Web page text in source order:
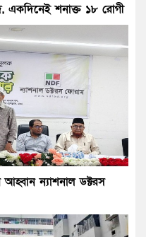
একদিনেই শনাক্ত ১৮ রোগী
ন্যাশনাল ডক্টরস